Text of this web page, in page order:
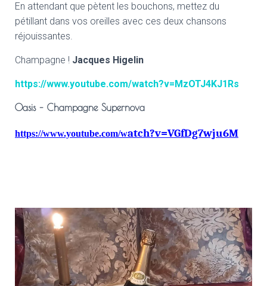
En attendant que pètent les bouchons, mettez du
pétillant dans vos oreilles avec ces deux chansons
réjouissantes.
Champagne ! Jacques Higelin
https://www.youtube.com/watch?v=MzOTJ4KJ1Rs
Oasis – Champagne Supernova
https://www.youtube.com/watch?v=VGfDg7wju6M